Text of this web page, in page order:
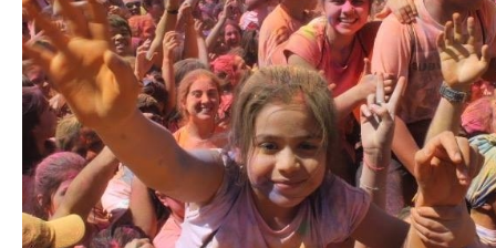
GALERIA DE FOTOS
APP MÓVIL
TRANSPARENCIA